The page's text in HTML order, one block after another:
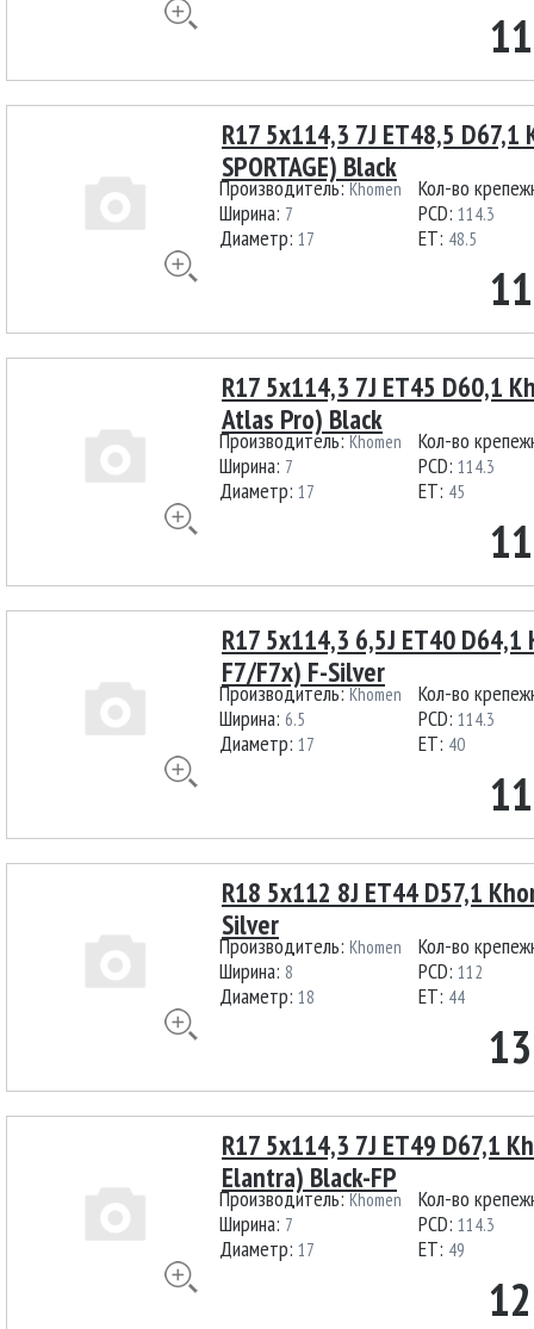
R17 5x114,3 7J ET48,5 D67,1
SPORTAGE) Black
Производитель:Khomen
Ширина: 7
Диаметр: 17
Кол-во
PCD: 114.3
ET: 48.5
R17 5x114,3 7J ET45 D60,1
Atlas Pro) Black
Производитель:Khomen
Ширина: 7
Диаметр: 17
Кол-во
PCD: 114.3
ET: 45
R17 5x114,3 6,5J ET40 D64,1
F7/F7x) F-Silver
Производитель:Khomen
Ширина: 6.5
Диаметр: 17
Кол-во
PCD: 114.3
ET: 40
R18 5x112 8J ET44 D57,1
Silver
Производитель: Khomen
Ширина: 8
Диаметр: 18
Кол-во
PCD: 112
ET: 44
R17 5x114,3 7J ET49 D67,1
Elantra) Black-FP
Производитель:Khomen
Ширина: 7
Диаметр: 17
Кол-во
PCD: 114.3
ET: 49